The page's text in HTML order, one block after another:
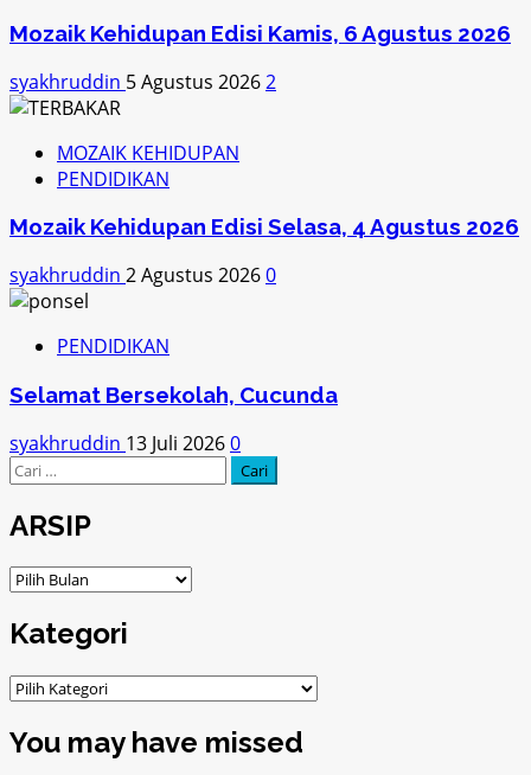
Mozaik Kehidupan Edisi Kamis, 6 Agustus 2026
syakhruddin 5 Agustus 20262
MOZAIK KEHIDUPAN
PENDIDIKAN
Mozaik Kehidupan Edisi Selasa, 4 Agustus 2026
syakhruddin 2 Agustus 20260
PENDIDIKAN
Selamat Bersekolah, Cucunda
syakhruddin 13 Juli 20260
Cari
untuk:
ARSIP
ARSIP
Kategori
Kategori
You may have missed